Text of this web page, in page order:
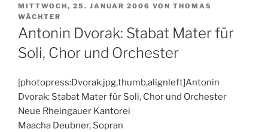
VERÖFFENTLICHT
AM
MITTWOCH, 25. JANUAR 2006 VON THOMAS
WÄCHTER
Antonin Dvorak: Stabat Mater für
Soli, Chor und Orchester
[photopress:Dvorak.jpg,thumb,alignleft]Antonin
Dvorak: Stabat Mater für Soli, Chor und Orchester
Neue Rheingauer Kantorei
Maacha Deubner, Sopran